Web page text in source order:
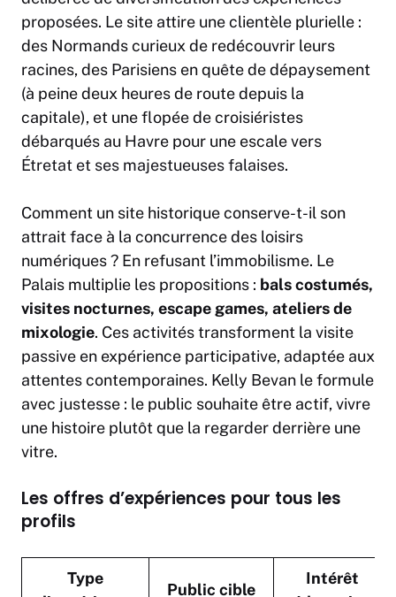
proposées. Le site attire une clientèle plurielle :
des Normands curieux de redécouvrir leurs
racines, des Parisiens en quête de dépaysement
(à peine deux heures de route depuis la
capitale), et une flopée de croisiéristes
débarqués au Havre pour une escale vers
Étretat et ses majestueuses falaises.
Comment un site historique conserve-t-il son
attrait face à la concurrence des loisirs
numériques ? En refusant l’immobilisme. Le
Palais multiplie les propositions : bals costumés,
visites nocturnes, escape games, ateliers de
mixologie. Ces activités transforment la visite
passive en expérience participative, adaptée aux
attentes contemporaines. Kelly Bevan le formule
avec justesse : le public souhaite être actif, vivre
une histoire plutôt que la regarder derrière une
vitre.
Les offres d’expériences pour tous les
profils
Type
Public cible
Intérêt